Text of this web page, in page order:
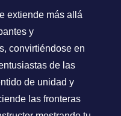
extiende más allá
y
convirtiéndose en
de las
de unidad y
las fronteras